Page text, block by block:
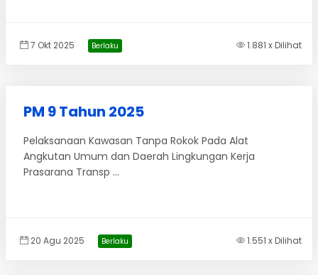
7 Okt 2025 Berlaku 1.881 x Dilihat
PM 9 Tahun 2025
Pelaksanaan Kawasan Tanpa Rokok Pada Alat
Angkutan Umum dan Daerah Lingkungan Kerja
Prasarana Transp ...
20 Agu 2025 Berlaku 1.551 x Dilihat